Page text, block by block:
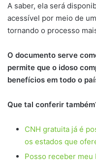
A saber, ela será
acessível por meio de
tornando o processo
O documento serve
permite que o idoso
benefícios em todo o
Que tal conferir
CNH gratuita já é
os estados que
Posso receber meu